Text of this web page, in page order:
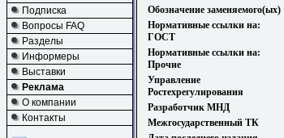
Подписка
Вопросы FAQ
Разделы
Информеры
Выставки
Реклама
О компании
Контакты
Обозначение заменяемого(ых)
Нормативные ссылки на:
ГОСТ
Нормативные ссылки на:
Прочие
Управление
Ростехрегулирования
Разработчик МНД
Межгосударственный ТК